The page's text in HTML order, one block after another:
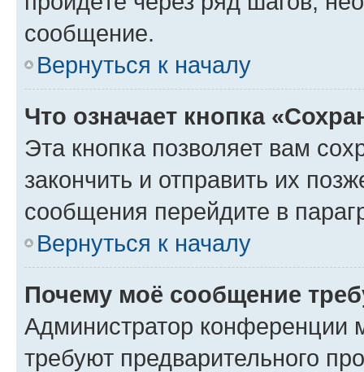
сообщение.
Вернуться к началу
Что означает кнопка
Эта кнопка позволяет вам
закончить и отправить их
сообщения перейдите в
Вернуться к началу
Почему моё сообщение
Администратор конференции
требуют предварительного